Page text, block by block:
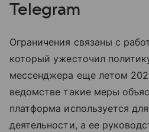
Telegram
Ограничения связаны с
который ужесточил
мессенджера еще летом
ведомстве такие меры
платформа используется
деятельности, а ее